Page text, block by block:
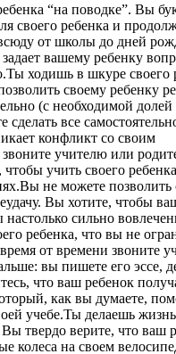
“на поводке”. Вы
своего ребенка и
от школы до дней
задает вашему ребенку
ходишь в шкуре своего
своему ребенку
(с необходимой
все
конфликт со своим
учителю или
чтобы учить своего
не можете позволить
Вы хотите, чтобы
настолько сильно
ребенка, что вы не
от времени звоните
вы пишете его эссе,
что ваш ребенок
как вы думаете,
учебе.Ты делаешь
твердо верите, что ваш
колеса на своем